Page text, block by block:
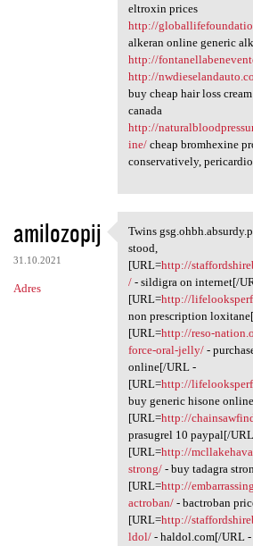
eltroxin prices
http://
alkeran online generic
http://
http://
buy cheap hair loss
canada
http://
ine/cheap bromhexine
conservatively,
amilozopij
31.10.2021
Adres
Twins
Twins
stood,
[URL=http://
/- sildigra on internet[/
[URL=http://
non prescription
[URL=http://reso-
force-oral-jelly/-
online[/URL -
[URL=http://
buy generic hisone
[URL=http://
prasugrel 10 paypal[/
[URL=http://
strong/- buy tadagra
[URL=http://
actroban/- bactroban
[URL=http://
ldol/- haldol.com[/URL -